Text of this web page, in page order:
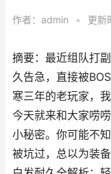
作者： admin • 更新
摘要：最近组队打
久告急，直接被
寒三年的老玩家，
今天就来和大家唠
小秘密。你可能不
被坑过，总以为装